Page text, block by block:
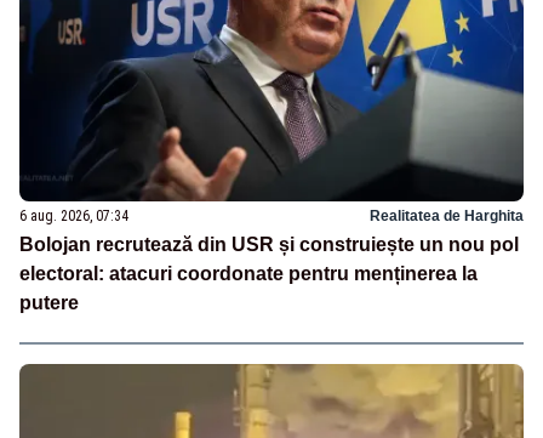
6 aug. 2026, 07:34 Realitatea de Harghita
Bolojan recrutează din USR și construiește un nou pol
electoral: atacuri coordonate pentru menținerea la
putere